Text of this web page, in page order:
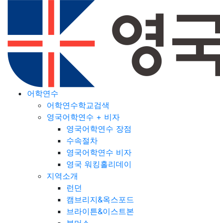
어학연수
어학연수학교검색
영국어학연수 + 비자
영국어학연수 장점
수속절차
영국어학연수 비자
영국 워킹홀리데이
지역소개
런던
캠브리지&옥스포드
브라이튼&이스트본